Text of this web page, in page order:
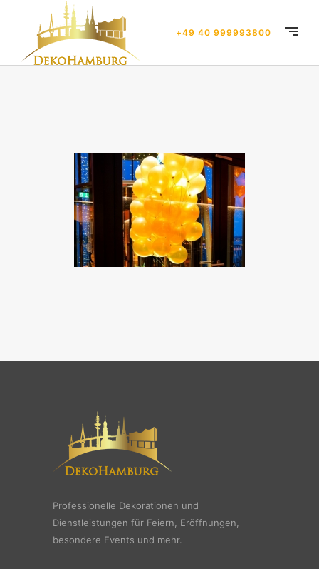
+49 40 999993800
Professionelle Dekorationen und
Dienstleistungen für Feiern, Eröffnungen,
besondere Events und mehr.